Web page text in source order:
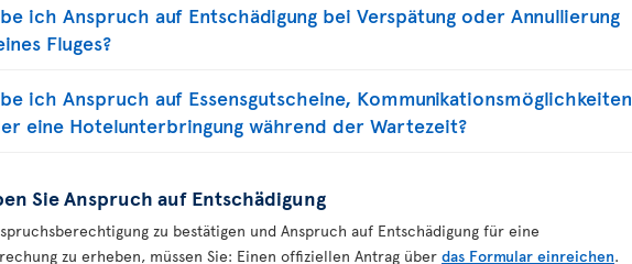
ich Anspruch auf Entschädigung bei Verspätung oder Annullierung
Fluges?
ich Anspruch auf Essensgutscheine, Kommunikationsmöglichkeiten
eine Hotelunterbringung während der Wartezeit?
Sie Anspruch auf Entschädigung
zu bestätigen und Anspruch auf Entschädigung für eine
zu erheben, müssen Sie: Einen offiziellen Antrag über das Formular einreichen.